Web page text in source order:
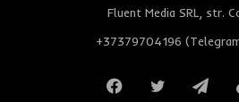
Fluent Media SRL, str.
+37379704196
FacebookTwitter